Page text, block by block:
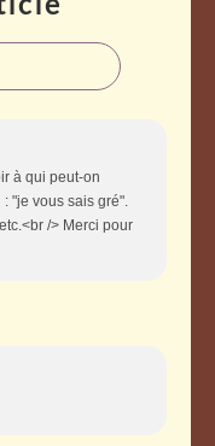
à qui peut-on
"je vous sais gré".
/> Merci pour